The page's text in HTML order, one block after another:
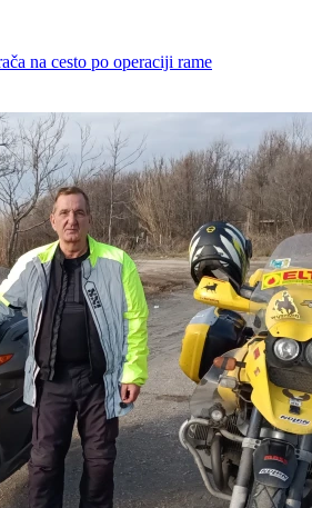
na cesto po operaciji rame